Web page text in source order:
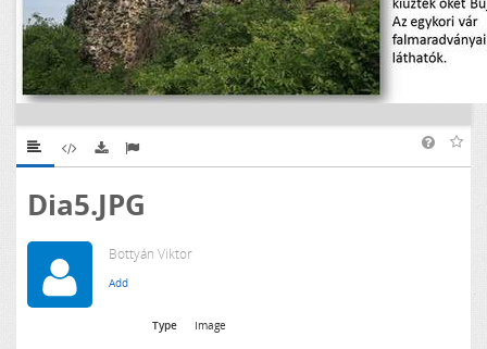
Dia5.JPG
Bottyán Viktor
Type Image